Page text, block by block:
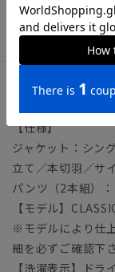
ビジネス スペア
アイテム詳細
【仕様】
ジャケット：シン
立て／本切羽／サ
パンツ（2本組）
【モデル】
※モデルにより仕
細を必ずご確認下
【洗濯表示】ドラ